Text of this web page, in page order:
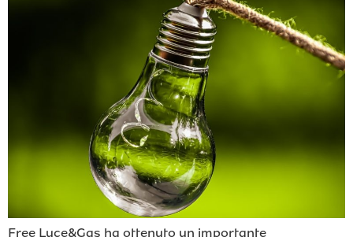
Free Luce&Gas ha ottenuto un importante